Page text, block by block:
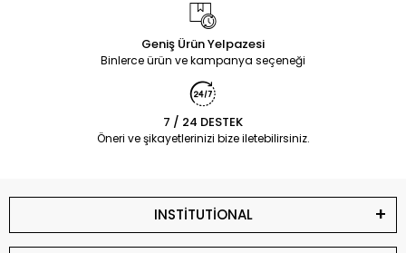
Geniş Ürün Yelpazesi
Binlerce ürün ve kampanya seçeneği
7 / 24 DESTEK
Öneri ve şikayetlerinizi bize iletebilirsiniz.
INSTİTUTİONAL